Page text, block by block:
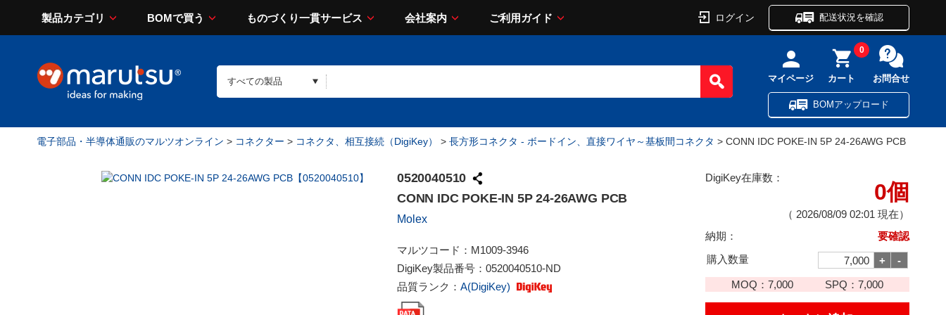
製品カテゴリ BOMで買う ものづくり一貫サービス 会社案内 ご利用ガイド ログイン 配送状況を確認
マイページ カート
0
お問合せ
BOMアップロード
電子部品・半導体通販のマルツオンライン > コネクター > コネクタ、相互接続（DigiKey） > 長方形コネクタ - ボードイン、直接ワイヤ～基板間コネクタ > CONN IDC POKE-IN 5P 24-26AWG PCB
0520040510
CONN IDC POKE-IN 5P 24-26AWG PCB
Molex
マルツコード： M1009-3946
DigiKey製品番号： 0520040510-ND
品質ランク： A(DigiKey)
DigiKey在庫数：
0個
（ 2026/08/09 02:01 現在）
納期：
要確認
購入数量
MOQ：7,000 SPQ： 7,000